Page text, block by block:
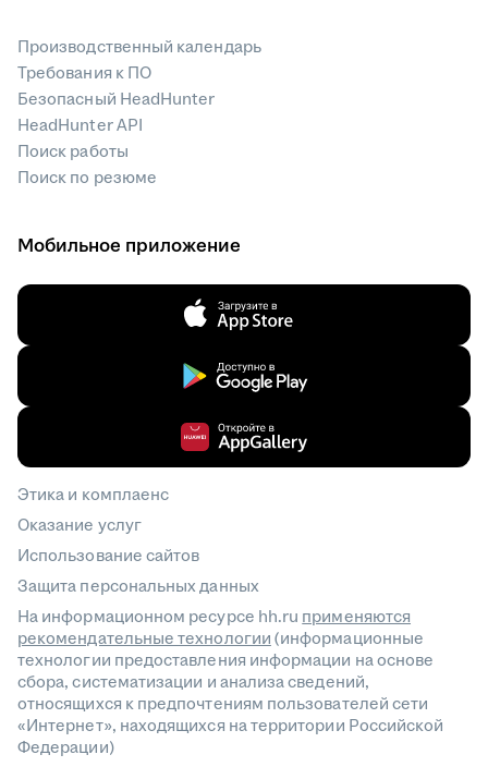
Производственный календарь
Требования к ПО
Безопасный HeadHunter
HeadHunter API
Поиск работы
Поиск по резюме
Мобильное приложение
Этика и комплаенс
Оказание услуг
Использование сайтов
Защита персональных данных
На информационном ресурсе hh.ru применяются
рекомендательные технологии(информационные
технологии предоставления информации на основе
сбора, систематизации и анализа сведений,
относящихся к предпочтениям пользователей сети
«Интернет», находящихся на территории Российской
Федерации)